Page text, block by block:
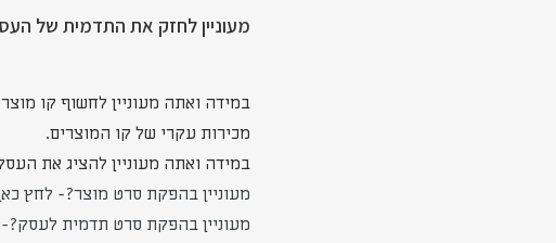
מעוניין לחזק את התדמית של
במידה ואתה מעוניין לחשוף קו
מכירות עקרי של קו המוצרים.
במידה ואתה מעוניין להציג את
מעוניין בהפקת סרט מוצר?- לחץ
מעוניין בהפקת סרט תדמית